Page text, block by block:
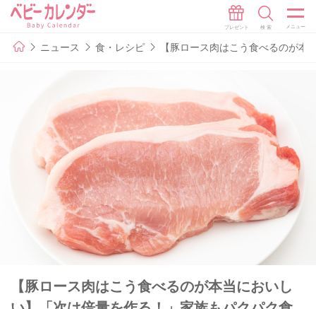
ニュース 食・レシピ 【豚ロース肉はこう食べるのが
【豚ロース肉はこう食べるのが本当においし